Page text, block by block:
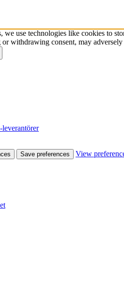
we use technologies like cookies to
withdrawing consent, may
Save preferences View